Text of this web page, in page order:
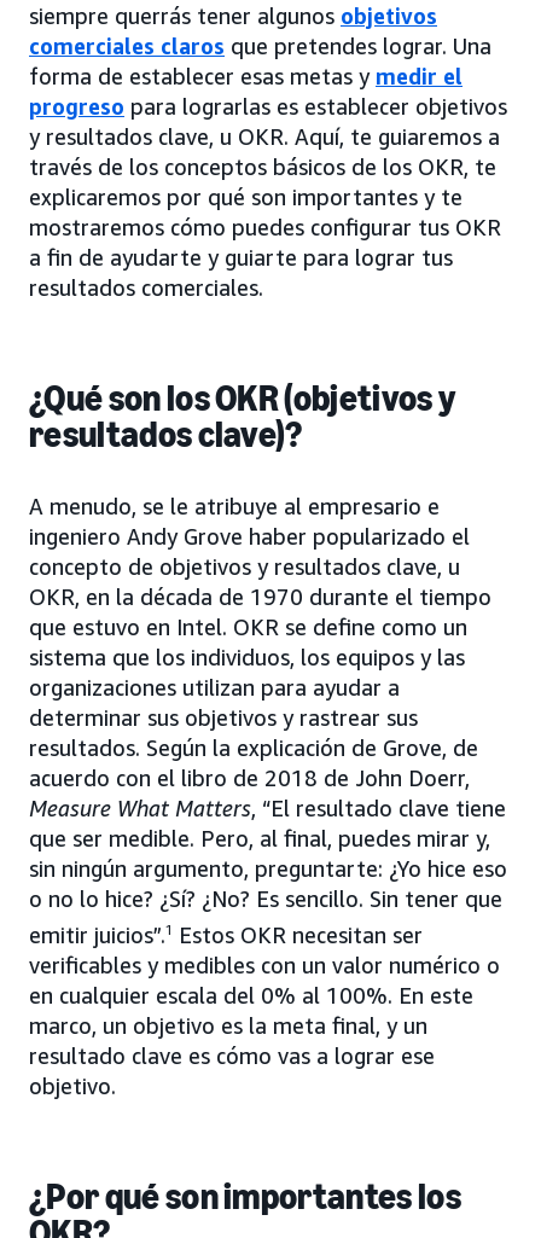
siempre querrás tener algunos objetivos
comerciales claros que pretendes lograr. Una
forma de establecer esas metas y medir el
progreso para lograrlas es establecer objetivos
y resultados clave, u OKR. Aquí, te guiaremos a
través de los conceptos básicos de los OKR, te
explicaremos por qué son importantes y te
mostraremos cómo puedes configurar tus OKR
a fin de ayudarte y guiarte para lograr tus
resultados comerciales.
¿Qué son los OKR (objetivos y
resultados clave)?
A menudo, se le atribuye al empresario e
ingeniero Andy Grove haber popularizado el
concepto de objetivos y resultados clave, u
OKR, en la década de 1970 durante el tiempo
que estuvo en Intel. OKR se define como un
sistema que los individuos, los equipos y las
organizaciones utilizan para ayudar a
determinar sus objetivos y rastrear sus
resultados. Según la explicación de Grove, de
acuerdo con el libro de 2018 de John Doerr,
Measure What Matters, “El resultado clave tiene
que ser medible. Pero, al final, puedes mirar y,
sin ningún argumento, preguntarte: ¿Yo hice eso
o no lo hice? ¿Sí? ¿No? Es sencillo. Sin tener que
emitir juicios”.1
Estos OKR necesitan ser
verificables y medibles con un valor numérico o
en cualquier escala del 0% al 100%. En este
marco, un objetivo es la meta final, y un
resultado clave es cómo vas a lograr ese
objetivo.
¿Por qué son importantes los